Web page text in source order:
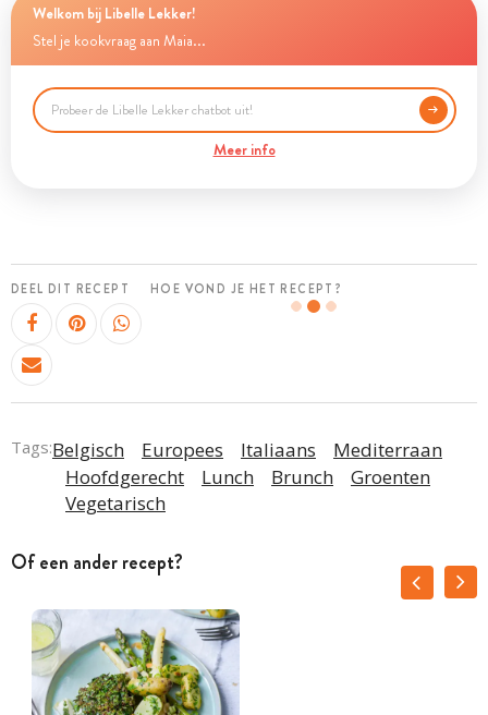
Welkom bij Libelle Lekker!
Stel je kookvraag aan Maia...
Meer info
DEEL DIT RECEPT HOE VOND JE HET RECEPT?
Tags:Belgisch Europees Italiaans
Mediterraan
Hoofdgerecht
Lunch Brunch
Groenten
Vegetarisch
Of een ander recept?